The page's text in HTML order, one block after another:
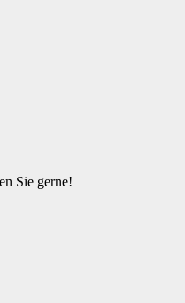
Sie gerne!